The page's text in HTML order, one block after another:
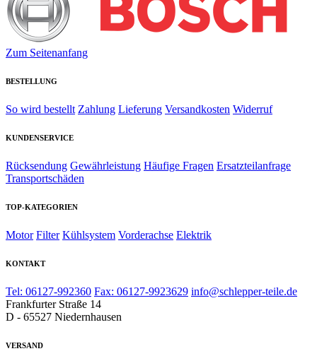
Zum Seitenanfang
BESTELLUNG
So wird bestellt Zahlung Lieferung Versandkosten Widerruf
KUNDENSERVICE
Rücksendung Gewährleistung Häufige Fragen Ersatzteilanfrage
Transportschäden
TOP-KATEGORIEN
Motor Filter Kühlsystem Vorderachse Elektrik
KONTAKT
Tel: 06127-992360 Fax: 06127-9923629 info@schlepper-teile.de
Frankfurter Straße 14
D - 65527 Niedernhausen
VERSAND